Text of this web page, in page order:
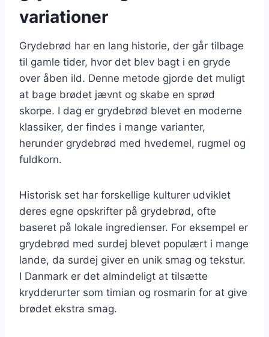
variationer
Grydebrød har en lang historie, der går tilbage
til gamle tider, hvor det blev bagt i en gryde
over åben ild. Denne metode gjorde det muligt
at bage brødet jævnt og skabe en sprød
skorpe. I dag er grydebrød blevet en moderne
klassiker, der findes i mange varianter,
herunder grydebrød med hvedemel, rugmel og
fuldkorn.
Historisk set har forskellige kulturer udviklet
deres egne opskrifter på grydebrød, ofte
baseret på lokale ingredienser. For eksempel er
grydebrød med surdej blevet populært i mange
lande, da surdej giver en unik smag og tekstur.
I Danmark er det almindeligt at tilsætte
krydderurter som timian og rosmarin for at give
brødet ekstra smag.